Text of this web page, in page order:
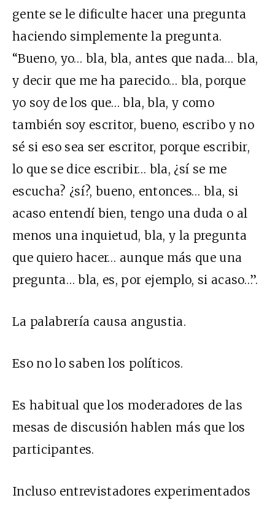
gente se le dificulte hacer una pregunta
haciendo simplemente la pregunta.
“Bueno, yo… bla, bla, antes que nada… bla,
y decir que me ha parecido… bla, porque
yo soy de los que… bla, bla, y como
también soy escritor, bueno, escribo y no
sé si eso sea ser escritor, porque escribir,
lo que se dice escribir… bla, ¿sí se me
escucha? ¿sí?, bueno, entonces… bla, si
acaso entendí bien, tengo una duda o al
menos una inquietud, bla, y la pregunta
que quiero hacer… aunque más que una
pregunta… bla, es, por ejemplo, si acaso…”.
La palabrería causa angustia.
Eso no lo saben los políticos.
Es habitual que los moderadores de las
mesas de discusión hablen más que los
participantes.
Incluso entrevistadores experimentados